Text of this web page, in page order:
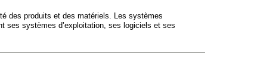
des produits et des matériels. Les systèmes
ses systèmes d’exploitation, ses logiciels et ses